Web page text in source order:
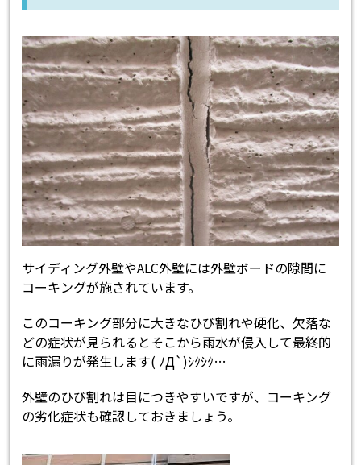
サイディング外壁やALC外壁には外壁ボードの隙間に
コーキングが施されています。
このコーキング部分に大きなひび割れや硬化、欠落な
どの症状が見られるとそこから雨水が侵入して最終的
に雨漏りが発生します( ﾉД`)ｼｸｼｸ…
外壁のひび割れは目につきやすいですが、コーキング
の劣化症状も確認しておきましょう。